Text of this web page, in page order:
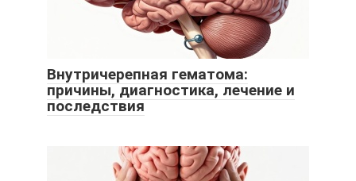
Внутричерепная гематома:
причины, диагностика, лечение и
последствия